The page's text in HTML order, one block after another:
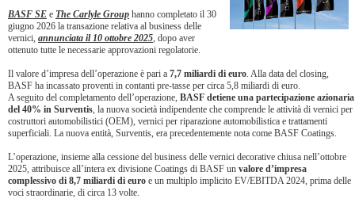
BASF SE e The Carlyle Group hanno completato il 30
giugno 2026 la transazione relativa al business delle
vernici, annunciata il 10 ottobre 2025, dopo aver
ottenuto tutte le necessarie approvazioni regolatorie.
Il valore d’impresa dell’operazione è pari a 7,7 miliardi di euro. Alla data del closing,
BASF ha incassato proventi in contanti pre-tasse per circa 5,8 miliardi di euro.
A seguito del completamento dell’operazione, BASF detiene una partecipazione azionaria
del 40% in Surventis, la nuova società indipendente che comprende le attività di vernici per
costruttori automobilistici (OEM), vernici per riparazione automobilistica e trattamenti
superficiali. La nuova entità, Surventis, era precedentemente nota come BASF Coatings.
L’operazione, insieme alla cessione del business delle vernici decorative chiusa nell’ottobre
2025, attribuisce all’intera ex divisione Coatings di BASF un valore d’impresa
complessivo di 8,7 miliardi di euro e un multiplo implicito EV/EBITDA 2024, prima delle
voci straordinarie, di circa 13 volte.